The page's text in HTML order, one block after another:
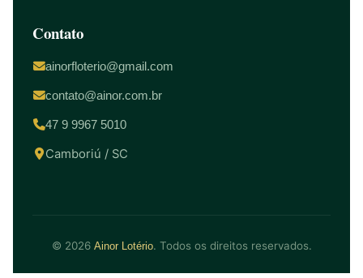
Contato
ainorfloterio@gmail.com
contato@ainor.com.br
47 9 9967 5010
Camboriú / SC
© 2026 Ainor Lotério. Todos os direitos reservados.